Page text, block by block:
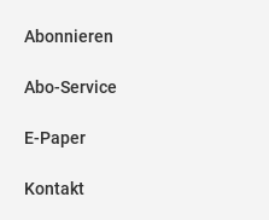
Abonnieren
Abo-Service
E-Paper
Kontakt